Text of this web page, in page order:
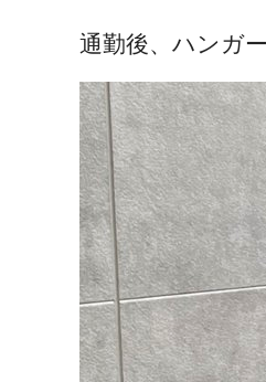
通勤後、ハンガ